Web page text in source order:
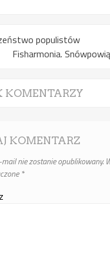
populistów
Fisharmonia.
KOMENTARZY
KOMENTARZ
mail nie zostanie opublikowany.
*